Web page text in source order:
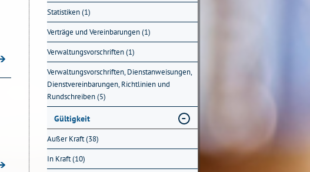
Statistiken (1)
Verträge und Vereinbarungen (1)
Verwaltungsvorschriften (1)
Verwaltungsvorschriften, Dienstanweisungen,
Dienstvereinbarungen, Richtlinien und
Rundschreiben (5)
Gültigkeit
Außer Kraft (38)
In Kraft (10)